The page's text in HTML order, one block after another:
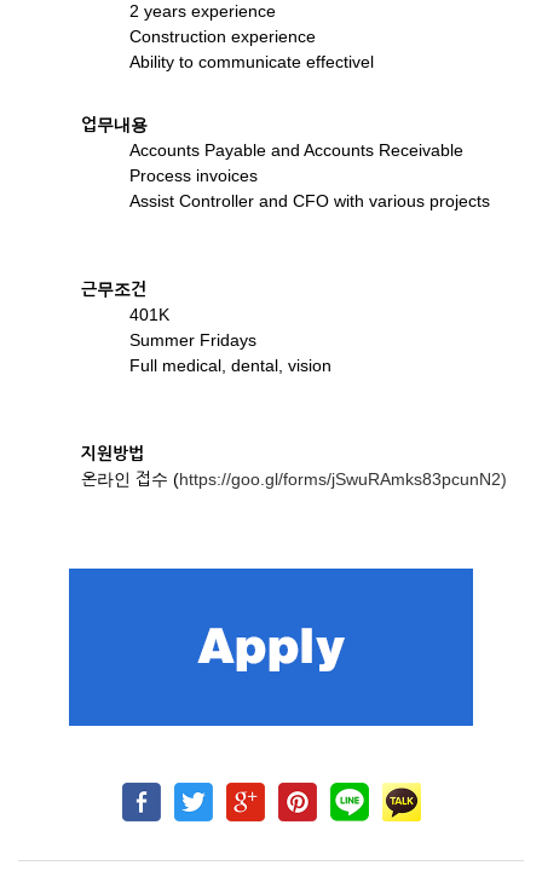
2 years experience
Construction experience
Ability to communicate effectivel
업무내용
Accounts Payable and Accounts Receivable
Process invoices
Assist Controller and CFO with various projects
근무조건
401K
Summer Fridays
Full medical, dental, vision
지원방법
온라인 접수 (https://goo.gl/forms/jSwuRAmks83pcunN2)